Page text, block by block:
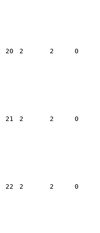
20 2 2 0
21 2 2 0
22 2 2 0